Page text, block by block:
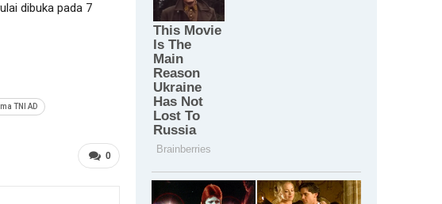
dibuka pada 7
TNI AD
0